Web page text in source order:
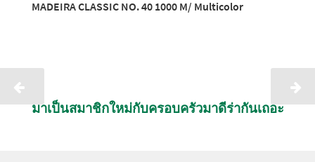
MADEIRA CLASSIC NO. 40 1000 M/ Multicolor
มาเป็นสมาชิกใหม่กับครอบครัวมาดีร่ากันเถอะ